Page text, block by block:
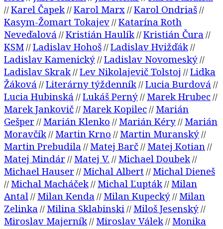
//Karel Čapek//Karol Marx//Karol Ondriaš//
Kasym-Žomart Tokajev//Katarína Roth
Neveďalová //Kristián Haulík//Kristián Čura //
KSM//Ladislav Hohoš//Ladislav Hvižďák//
Ladislav Kamenický//Ladislav Novomeský//
Ladislav Skrak//Lev Nikolajevič Tolstoj //Lidka
Žáková //Literárny týždenník//Lucia Burdová //
Lucia Hubinská //Lukáš Perný// Marek Hrubec//
Marek Jankovič// Marek Kopilec// Marián
Gešper// Marián Klenko // Marián Kéry// Marián
Moravčík// Martin Krno // Martin Muranský//
Martin Prebudila // Matej Barč// Matej Kotian//
Matej Mindár// Matej V. // Michael Doubek//
Michael Hauser// Michal Albert// Michal Dieneš
// Michal Macháček// Michal Ľupták// Milan
Antal// Milan Kenda // Milan Kupecký// Milan
Zelinka // Milina Sklabinski// Miloš Jesenský//
Miroslav Majerník// Miroslav Válek// Monika